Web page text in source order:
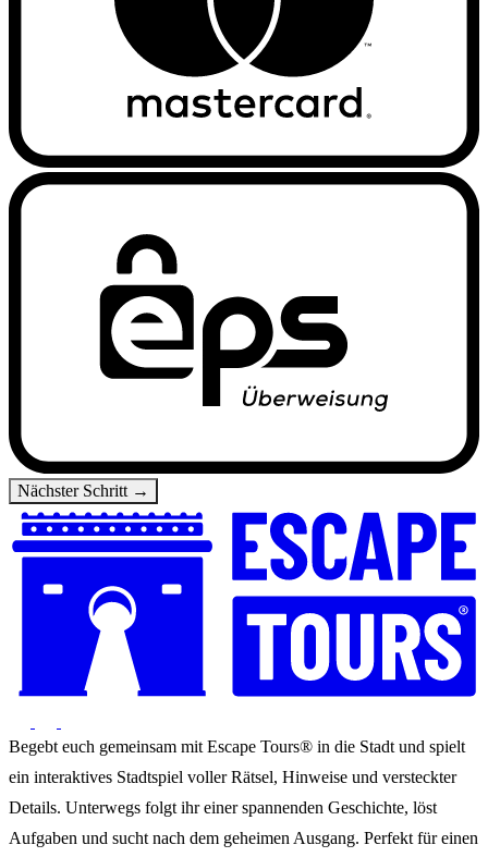
Nächster Schritt →
Begebt euch gemeinsam mit Escape Tours® in die Stadt und spielt
ein interaktives Stadtspiel voller Rätsel, Hinweise und versteckter
Details. Unterwegs folgt ihr einer spannenden Geschichte, löst
Aufgaben und sucht nach dem geheimen Ausgang. Perfekt für einen